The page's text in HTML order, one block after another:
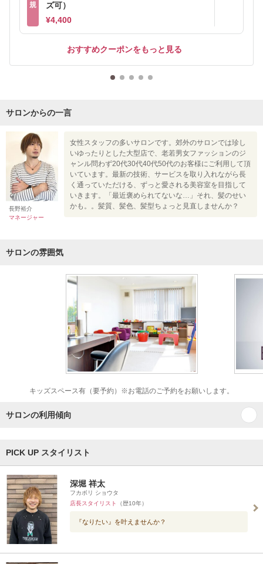
規
ズ可）
¥4,400
おすすめクーポンをもっと見る
サロンからの一言
長野裕介
マネージャー
女性スタッフの多いサロンです。郊外のサロンでは珍し
いゆったりとした大型店で、老若男女ファッションのジ
ャンル問わず20代30代40代50代のお客様にご利用して頂
いています。最新の技術、サービスを取り入れながら長
く通っていただける、ずっと愛される美容室を目指して
いきます。「最近褒められてないな…」それ、髪のせい
かも。。髪質、髪色、髪型ちょっと見直しませんか？
サロンの雰囲気
キッズスペース有（要予約）※お電話のご予約をお願いします。
サロンの利用傾向
PICK UP スタイリスト
深堀 祥太
フカボリ ショウタ
店長スタイリスト
（歴10年）
『なりたい』を叶えませんか？